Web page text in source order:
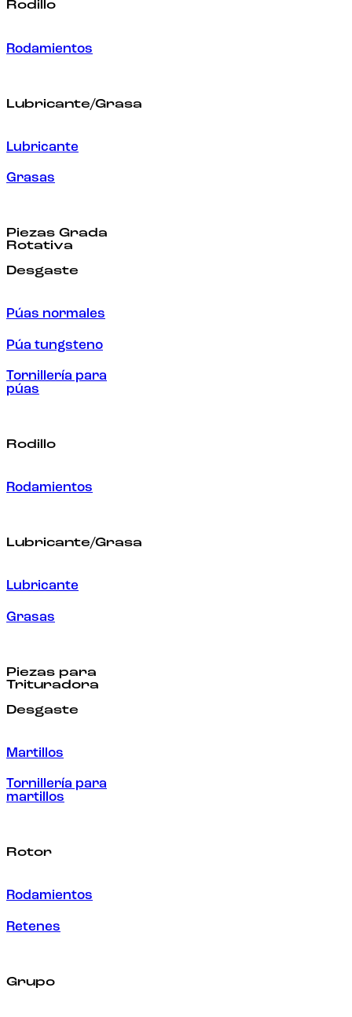
Rodillo
Rodamientos
Lubricante/Grasa
Lubricante
Grasas
Piezas Grada
Rotativa
Desgaste
Púas normales
Púa tungsteno
Tornillería para
púas
Rodillo
Rodamientos
Lubricante/Grasa
Lubricante
Grasas
Piezas para
Trituradora
Desgaste
Martillos
Tornillería para
martillos
Rotor
Rodamientos
Retenes
Grupo